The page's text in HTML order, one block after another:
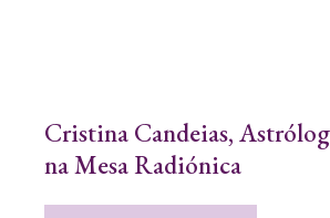
Cristina Candeias,
na Mesa Radiónica